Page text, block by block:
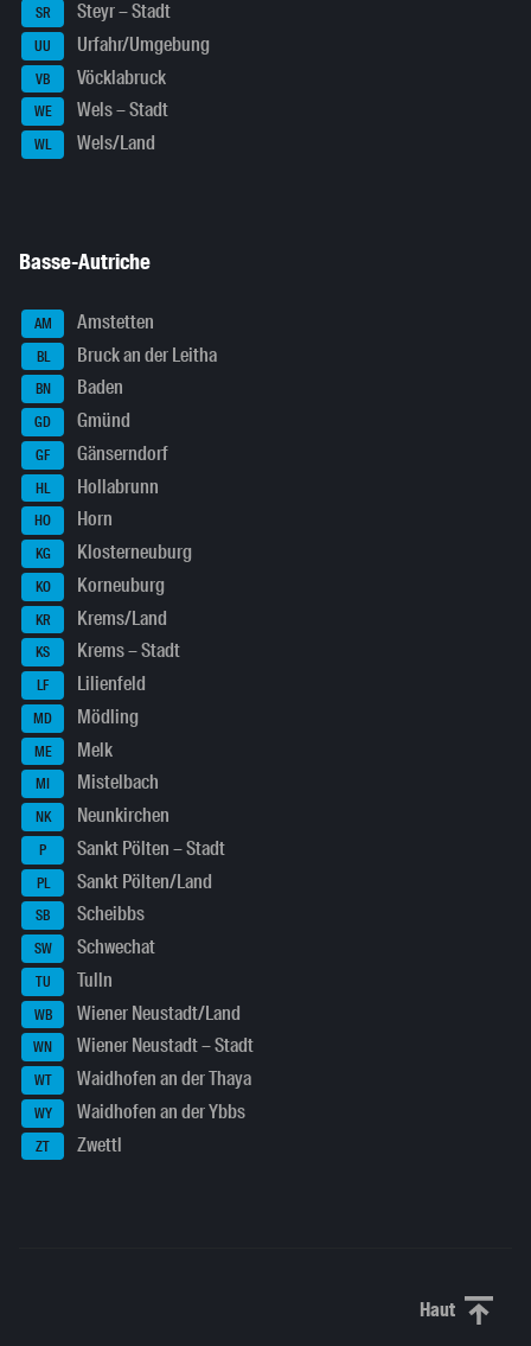
SR Steyr – Stadt
UU Urfahr/Umgebung
VB Vöcklabruck
WE Wels – Stadt
WL Wels/Land
Basse-Autriche
AM Amstetten
BL Bruck an der Leitha
BN Baden
GD Gmünd
GF Gänserndorf
HL Hollabrunn
HO Horn
KG Klosterneuburg
KO Korneuburg
KR Krems/Land
KS Krems – Stadt
LF Lilienfeld
MD Mödling
ME Melk
MI Mistelbach
NK Neunkirchen
P Sankt Pölten – Stadt
PL Sankt Pölten/Land
SB Scheibbs
SW Schwechat
TU Tulln
WB Wiener Neustadt/Land
WN Wiener Neustadt – Stadt
WT Waidhofen an der Thaya
WY Waidhofen an der Ybbs
ZT Zwettl
HautHaut de